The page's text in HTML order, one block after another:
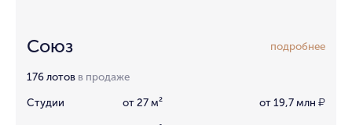
Союз подробнее
176 лотов в продаже
Студии от 27 м² от 19,7 млн ₽